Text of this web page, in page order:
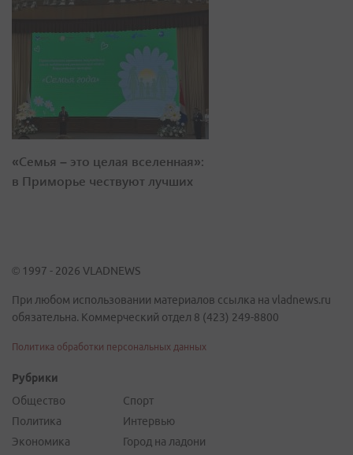
«Семья – это целая вселенная»:
в Приморье чествуют лучших
© 1997 - 2026 VLADNEWS
При любом использовании материалов ссылка на vladnews.ru
обязательна. Коммерческий отдел 8 (423) 249-8800
Политика обработки персональных данных
Рубрики
Общество
Политика
Экономика
Спорт
Интервью
Город на ладони